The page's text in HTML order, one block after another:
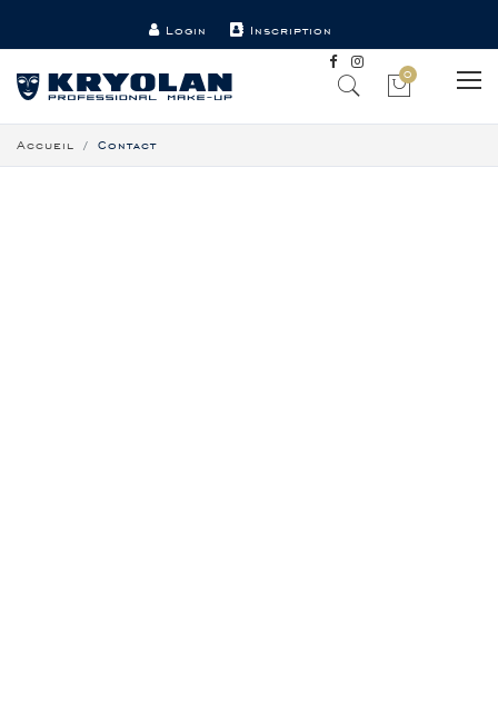
Login Inscription
0
Accueil Contact